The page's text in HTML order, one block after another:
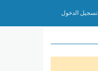
تسجيل الدخول